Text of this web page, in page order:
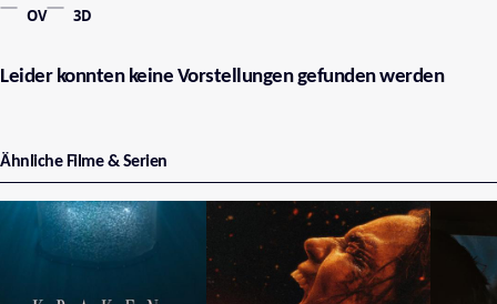
OV 3D
Leider konnten keine Vorstellungen gefunden werden
Ähnliche Filme & Serien